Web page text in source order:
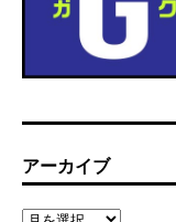
アーカイブ